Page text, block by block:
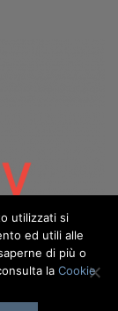
è
utilizzati si
ed utili alle
di più o
la Cookie